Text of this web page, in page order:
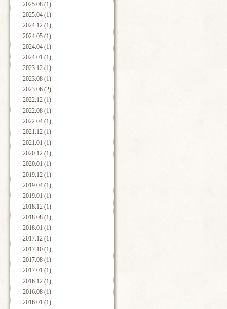
2025.08 (1)
2025.04 (1)
2024.12 (1)
2024.05 (1)
2024.04 (1)
2024.01 (1)
2023.12 (1)
2023.08 (1)
2023.06 (2)
2022.12 (1)
2022.08 (1)
2022.04 (1)
2021.12 (1)
2021.01 (1)
2020.12 (1)
2020.01 (1)
2019.12 (1)
2019.04 (1)
2019.01 (1)
2018.12 (1)
2018.08 (1)
2018.01 (1)
2017.12 (1)
2017.10 (1)
2017.08 (1)
2017.01 (1)
2016.12 (1)
2016.08 (1)
2016.01 (1)